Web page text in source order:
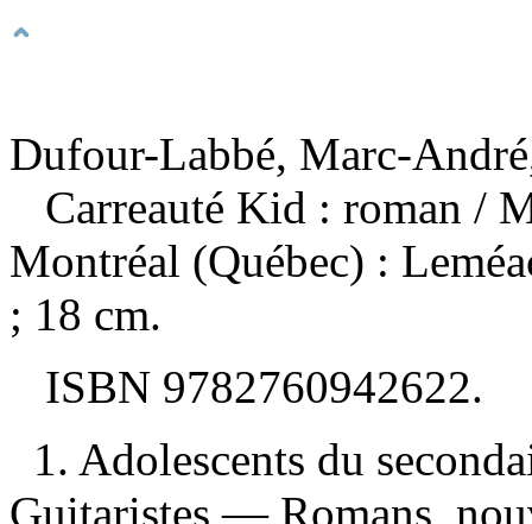
Dufour-Labbé, Marc-
Carreauté Kid : roman /
Montréal (Québec) :
; 18 cm.
ISBN 9782760942622.
1. Adolescents du
Guitaristes — Romans,